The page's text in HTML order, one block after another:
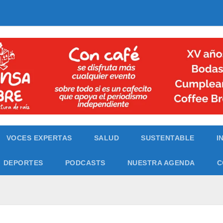
VOCES EXPERTAS SALUD SUSTENTABLE
DEPORTES PODCASTS NUESTRA AGENDA